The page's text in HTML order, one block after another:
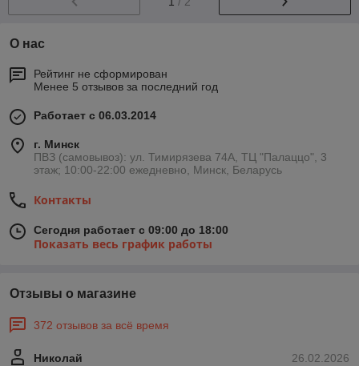
О нас
Рейтинг не сформирован
Менее 5 отзывов за последний год
Работает с 06.03.2014
г. Минск
ПВЗ (самовывоз): ул. Тимирязева 74A, ТЦ "Палаццо", 3
этаж; 10:00-22:00 ежедневно, Минск, Беларусь
Контакты
Сегодня работает с 09:00 до 18:00
Показать весь график работы
Отзывы о магазине
372 отзывов за всё время
26.02.2026
Николай